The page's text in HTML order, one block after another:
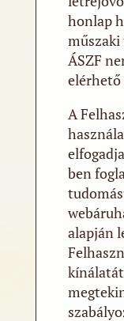
honlap
ÁSZF
A
ben
alapján